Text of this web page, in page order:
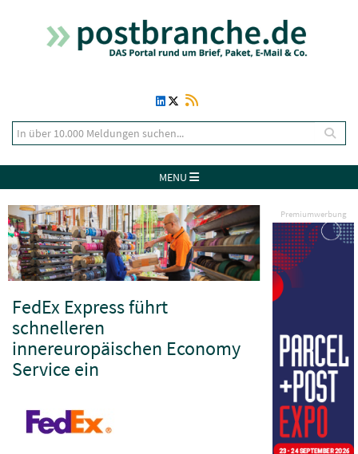
MENU
Premiumwerbung
FedEx Express führt
schnelleren
innereuropäischen Economy
Service ein